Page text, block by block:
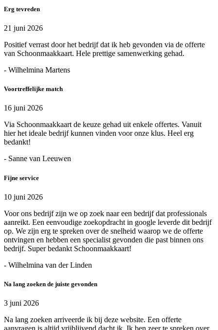
Erg tevreden
21 juni 2026
Positief verrast door het bedrijf dat ik heb gevonden via de offerte
van Schoonmaakkaart. Hele prettige samenwerking gehad.
- Wilhelmina Martens
Voortreffelijke match
16 juni 2026
Via Schoonmaakkaart de keuze gehad uit enkele offertes. Vanuit
hier het ideale bedrijf kunnen vinden voor onze klus. Heel erg
bedankt!
- Sanne van Leeuwen
Fijne service
10 juni 2026
Voor ons bedrijf zijn we op zoek naar een bedrijf dat professionals
aanreikt. Een eenvoudige zoekopdracht in google leverde dit bedrijf
op. We zijn erg te spreken over de snelheid waarop we de offerte
ontvingen en hebben een specialist gevonden die past binnen ons
bedrijf. Super bedankt Schoonmaakkaart!
- Wilhelmina van der Linden
Na lang zoeken de juiste gevonden
3 juni 2026
Na lang zoeken arriveerde ik bij deze website. Een offerte